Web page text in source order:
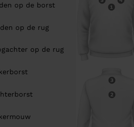
op de borst
op de rug
op de rug